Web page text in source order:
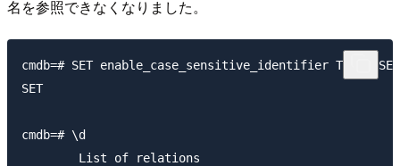
名を参照できなくなりました。
cmdb=# SET enable_case_sensitive_identifier TO FALSE;
SET
cmdb=# \d
        List of relations